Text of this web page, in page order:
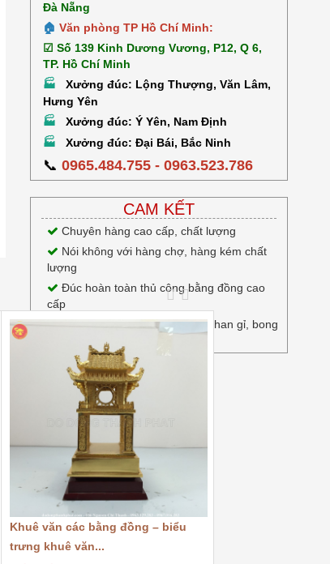
Đà Nẵng
🏠Văn phòng TP Hồ Chí Minh:
☑ Số 139 Kinh Dương Vương, P12, Q 6,
TP. Hồ Chí Minh
🏭
Xưởng đúc: Lộng Thượng, Văn Lâm,
Hưng Yên
🏭 Xưởng đúc: Ý Yên, Nam Định
🏭 Xưởng đúc: Đại Bái, Bắc Ninh
📞0965.484.755 - 0963.523.786
CAM KẾT
Chuyên hàng cao cấp, chất lượng
Nói không với hàng chợ, hàng kém chất
lượng
Đúc hoàn toàn thủ công bằng đồng cao
cấp
Chất lượng hàng đầu, Không han gỉ, bong
tróc, oxi hóa
Khuê văn các bằng đồng – biểu
trưng khuê văn...